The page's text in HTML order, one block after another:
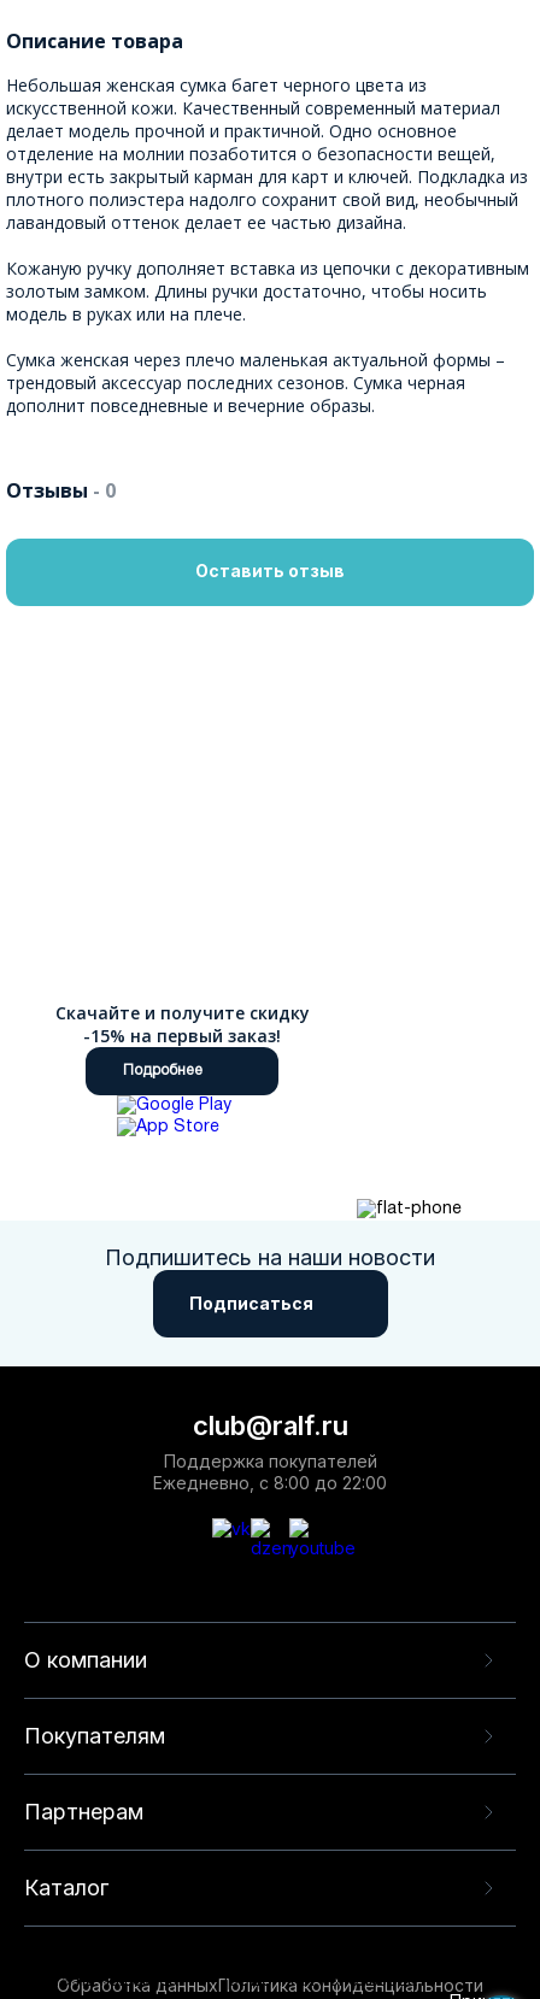
Описание товара
Небольшая женская сумка багет черного цвета из
искусственной кожи. Качественный современный материал
делает модель прочной и практичной. Одно основное
отделение на молнии позаботится о безопасности вещей,
внутри есть закрытый карман для карт и ключей. Подкладка из
плотного полиэстера надолго сохранит свой вид, необычный
лавандовый оттенок делает ее частью дизайна.
Кожаную ручку дополняет вставка из цепочки с декоративным
золотым замком. Длины ручки достаточно, чтобы носить
модель в руках или на плече.
Сумка женская через плечо маленькая актуальной формы –
трендовый аксессуар последних сезонов. Сумка черная
дополнит повседневные и вечерние образы.
Отзывы - 0
Оставить отзыв
Скачайте и получите скидку
-15% на первый заказ!
Подробнее
Подпишитесь на наши новости
Подписаться
О компании
Покупателям
Партнерам
Каталог
club@ralf.ru
Поддержка покупателей
Ежедневно, с 8:00 до 22:00
Обработка данныхПолитика конфиденциальности
опыта на нашем сайте. Продолжая использовать